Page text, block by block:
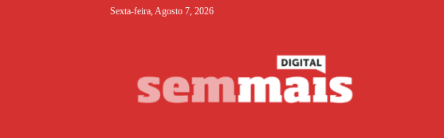
Sexta-feira, Agosto 7, 2026